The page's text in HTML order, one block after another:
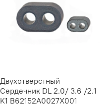
Двухотверстный
Сердечник DL 2.0/ 3.6 /2.1
K1 B62152A0027X001